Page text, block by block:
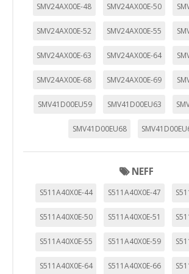
SMV24AX00E-48 SMV24AX00E-50
SMV24AX00E-52 SMV24AX00E-55
SMV24AX00E-63 SMV24AX00E-64
SMV24AX00E-68 SMV24AX00E-69
SMV41D00EU59 SMV41D00EU63
SMV41D00EU68
NEFF
S511A40X0E-44 S511A40X0E-47
S511A40X0E-50 S511A40X0E-51
S511A40X0E-55 S511A40X0E-59
S511A40X0E-64 S511A40X0E-66